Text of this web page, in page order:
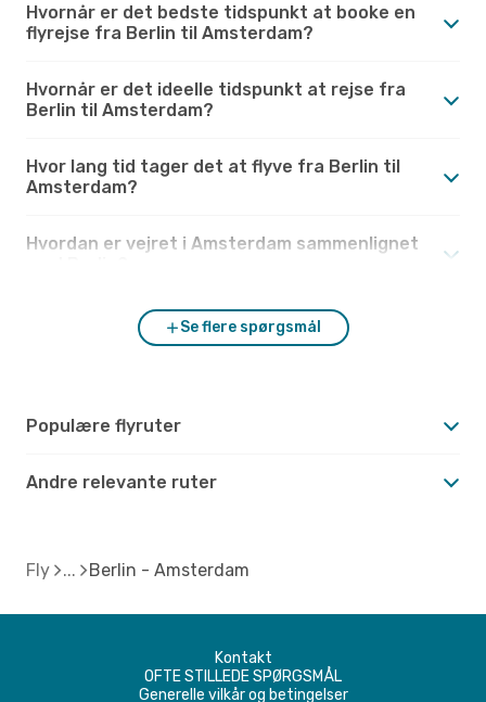
Hvornår er det bedste tidspunkt at booke en
flyrejse fra Berlin til Amsterdam?
Hvornår er det ideelle tidspunkt at rejse fra
Berlin til Amsterdam?
Hvor lang tid tager det at flyve fra Berlin til
Amsterdam?
Hvordan er vejret i Amsterdam sammenlignet
Se flere spørgsmål
Populære flyruter
Andre relevante ruter
Fly Berlin - Amsterdam
Kontakt
OFTE STILLEDE SPØRGSMÅL
Generelle vilkår og betingelser